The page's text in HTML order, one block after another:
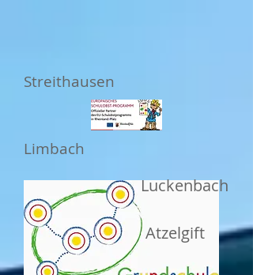
Streithausen
Limbach
Luckenbach
Atzelgift